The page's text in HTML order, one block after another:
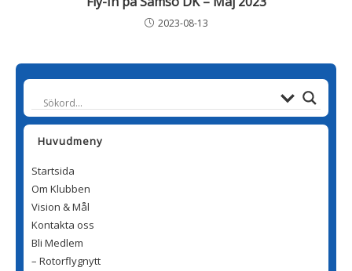
2023-08-13
Huvudmeny
Startsida
Om Klubben
Vision & Mål
Kontakta oss
Bli Medlem
– Rotorflygnytt